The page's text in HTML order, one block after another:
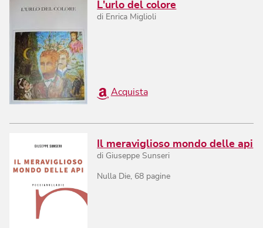
L'urlo del colore
di Enrica Miglioli
Acquista
Il meraviglioso mondo delle api
di Giuseppe Sunseri
Nulla Die, 68 pagine